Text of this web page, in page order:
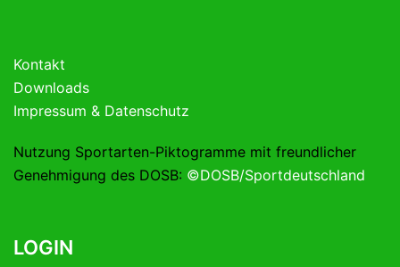
Kontakt
Downloads
Impressum & Datenschutz
Nutzung Sportarten-Piktogramme mit freundlicher
Genehmigung des DOSB: ©DOSB/Sportdeutschland
LOGIN